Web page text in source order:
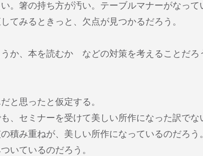
。箸の持ち方が汚い。テーブルマナーがなって
てみるときっと、欠点が見つかるだろう。
か、本を読むか などの対策を考えることだろ
と思ったと仮定する。
、セミナーを受けて美しい所作になった訳でな
積み重ねが、美しい所作になっているのだろう。
いているのだろう。